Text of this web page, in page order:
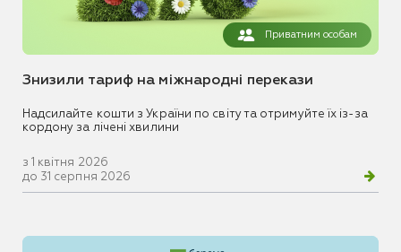
Приватним особам
Знизили тариф на міжнародні перекази
Надсилайте кошти з України по світу та отримуйте їх із-за
кордону за лічені хвилини
з 1 квітня 2026
до 31 серпня 2026